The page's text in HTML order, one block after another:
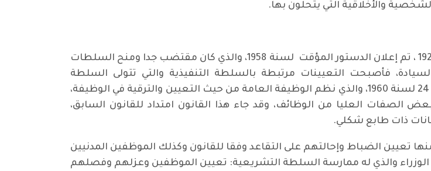
والأخلاقية التي يتحلون بها.
على اثر نجاح ثورة 14 تموز 1958، وسقوط القانون الأساسي لسنة 1925 ، تم إعلان الدستور المؤقت لسنة 1958، والذي كان مقتضب جدا ومنح السلطات
فأصبحت التعيينات مرتبطة بالسلطة التنفيذية والتي تتولى السلطة
التشريعية بتصديق مجلس السيادة، وهي التي أصدرت قانون رقم 24 لسنة 1960، والذي نظم الوظيفة العامة من حيث التعيين والترقية في الوظيفة،
الخاصة وبعض الصفات العليا من الوظائف، وقد جاء هذا القانون امتداد للقانون السابق،
ذات طابع شكلي.
منها تعيين الضباط وإحالتهم على التقاعد وفقا للقانون وكذلك الموظفين المدنيين
والذي له ممارسة السلطة التشريعية: تعيين الموظفين وعزلهم وفصلهم